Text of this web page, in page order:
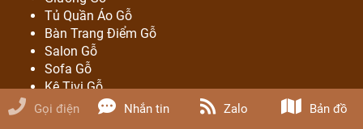
Tủ Quần Áo Gỗ
Bàn Trang Điểm Gỗ
Salon Gỗ
Sofa Gỗ
Kệ Tivi Gỗ
Bàn Ăn Gỗ
Gọi điện Nhắn tin Zalo Bản đồ